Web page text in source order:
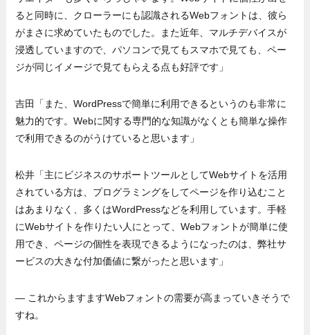
ると同時に、クローラーにも認識されるWebフォントは、彼ら
がまさに求めていたものでした。また近年、マルチデバイスが
浸透していますので、パソコンで見てもスマホで見ても、ペー
ジが同じイメージで見てもらえる点も好評です」
吉田「また、WordPressで簡単に利用できるというのも非常に
魅力的です。Webに関する専門的な知識がなくとも簡単な操作
で利用できるのがうけていると思います」
松井「主にビジネスのサポートツールとしてWebサイトを活用
されている方は、プログラミングをしてページを作り込むこと
はあまりなく、多くはWordPressなどを利用しています。手軽
にWebサイトを作りたい人にとって、Webフォントが簡単に使
用でき、ページの個性を表現できるようになったのは、弊社サ
ービスの大きな付加価値に繋がったと思います」
— これからますますWebフォントの需要が高まっていきそうで
すね。